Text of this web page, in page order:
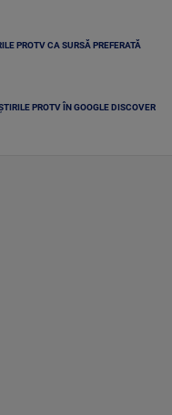
PROTV CA SURSĂ PREFERATĂ
PROTV ÎN GOOGLE DISCOVER